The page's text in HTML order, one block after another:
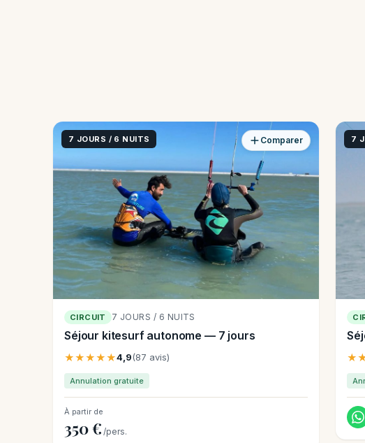
7 JOURS / 6 NUITS
CIRCUIT 7 JOURS / 6 NUITS
Séjour kitesurf autonome — 7 jours
★★★★★4,9(87 avis)
Annulation gratuite
À partir de
350 € /pers.
Comparer 7